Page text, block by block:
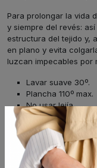
Para prolongar la vida
y siempre del revés:
estructura del tejido y,
en plano y evita
luzcan impecables por
Lavar suave 30º.
Plancha 110º max.
No usar lejía.
No usar secadora.